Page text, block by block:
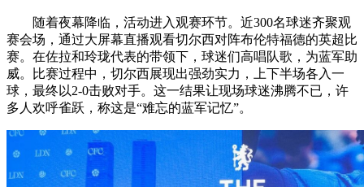
随着夜幕降临，活动进入观赛环节。近300名球迷齐聚观
赛会场，通过大屏幕直播观看切尔西对阵布伦特福德的英超比
赛。在佐拉和玲珑代表的带领下，球迷们高唱队歌，为蓝军助
威。比赛过程中，切尔西展现出强劲实力，上下半场各入一
球，最终以2-0击败对手。这一结果让现场球迷沸腾不已，许
多人欢呼雀跃，称这是“难忘的蓝军记忆”。